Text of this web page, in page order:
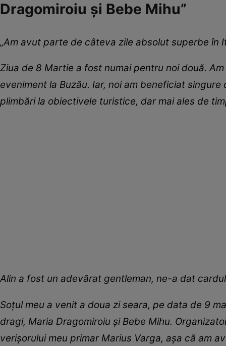
Dragomiroiu și Bebe Mihu”
„Am avut parte de câteva zile absolut superbe
Ziua de 8 Martie a fost numai pentru noi două.
eveniment la Buzău. Iar, noi am beneficiat
plimbări la obiectivele turistice, dar mai ales de
Alin a fost un adevărat gentleman, ne-a dat
Soțul meu a venit a doua zi seara, pe data de 9
dragi, Maria Dragomiroiu și Bebe Mihu.
verișorului meu primar Marius Varga, așa că am